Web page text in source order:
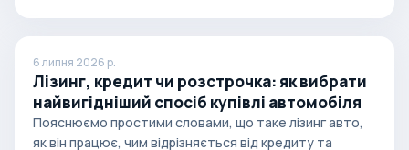
6 липня 2026 р.
Лізинг, кредит чи розстрочка: як вибрати
найвигідніший спосіб купівлі автомобіля
Пояснюємо простими словами, що таке лізинг авто,
як він працює, чим відрізняється від кредиту та